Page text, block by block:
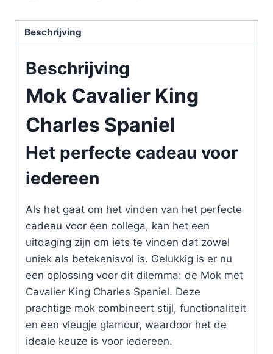
Beschrijving
Beschrijving
Mok Cavalier King
Charles Spaniel
Het perfecte cadeau voor
iedereen
Als het gaat om het vinden van het perfecte
cadeau voor een collega, kan het een
uitdaging zijn om iets te vinden dat zowel
uniek als betekenisvol is. Gelukkig is er nu
een oplossing voor dit dilemma: de Mok met
Cavalier King Charles Spaniel. Deze
prachtige mok combineert stijl, functionaliteit
en een vleugje glamour, waardoor het de
ideale keuze is voor iedereen.